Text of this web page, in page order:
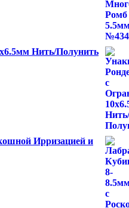
Нить/Полунить
Ирризацией и